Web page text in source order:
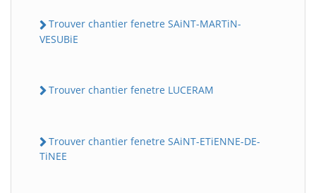
Trouver chantier fenetre SAiNT-MARTiN-
VESUBiE
Trouver chantier fenetre LUCERAM
Trouver chantier fenetre SAiNT-ETiENNE-DE-
TiNEE